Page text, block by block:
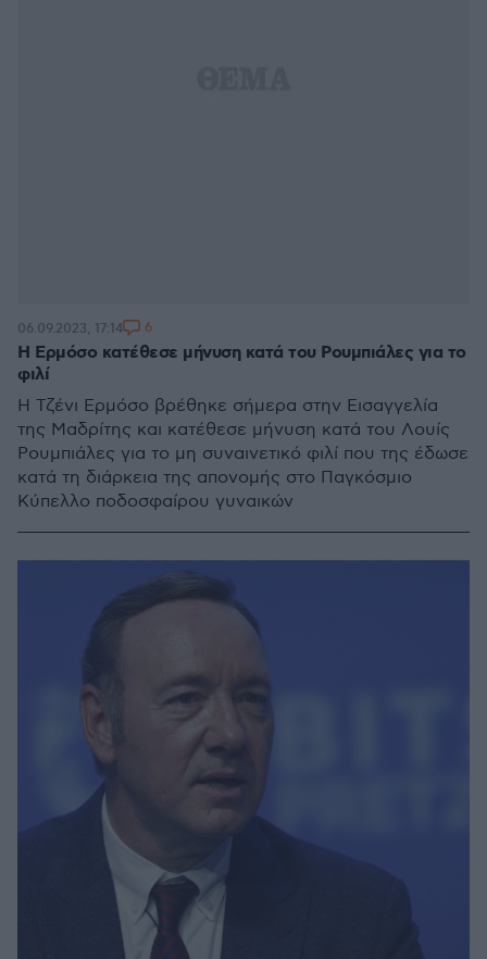
Η Ερμόσο κατέθεσε μήνυση κατά του Ρουμπιάλες για το
φιλί
Η Τζένι Ερμόσο βρέθηκε σήμερα στην Εισαγγελία
της Μαδρίτης και κατέθεσε μήνυση κατά του Λουίς
Ρουμπιάλες για το μη συναινετικό φιλί που της έδωσε
κατά τη διάρκεια της απονομής στο Παγκόσμιο
Κύπελλο ποδοσφαίρου γυναικών
06.09.2023, 17:14 6